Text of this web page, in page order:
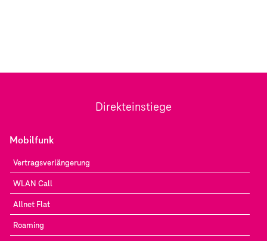
Direkteinstiege
Mobilfunk
Vertragsverlängerung
WLAN Call
Allnet Flat
Roaming